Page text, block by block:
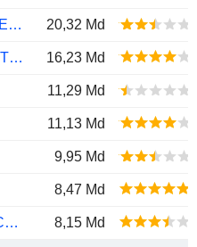
HENGTONG OPTIC-ELECTRIC CO., LTD. 20,32 Md
JIANGSU ZHONGTIAN TECHNOLOGY CO., LTD. 16,23 Md
11,29 Md
11,13 Md
9,95 Md
8,47 Md
ZHEJIANG DAHUA TECHNOLOGY CO., LTD. 8,15 Md